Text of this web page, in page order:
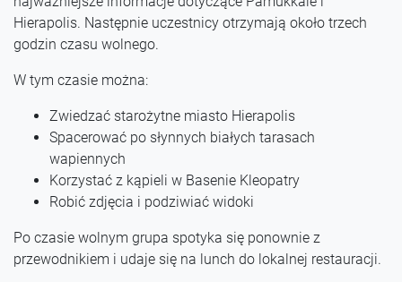
Hierapolis. Następnie uczestnicy otrzymają około trzech
godzin czasu wolnego.
W tym czasie można:
Zwiedzać starożytne miasto Hierapolis
Spacerować po słynnych białych tarasach
wapiennych
Korzystać z kąpieli w Basenie Kleopatry
Robić zdjęcia i podziwiać widoki
Po czasie wolnym grupa spotyka się ponownie z
przewodnikiem i udaje się na lunch do lokalnej restauracji.